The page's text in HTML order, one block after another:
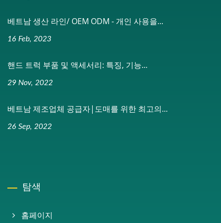
베트남 생산 라인/ OEM ODM - 개인 사용을...
16 Feb, 2023
핸드 트럭 부품 및 액세서리: 특징, 기능...
29 Nov, 2022
베트남 제조업체 공급자|도매를 위한 최고의...
26 Sep, 2022
탐색
홈페이지